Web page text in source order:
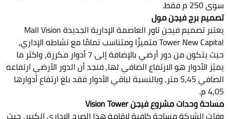
سوى 250 م فقط.
تصميم برج فيجن مول
يعتبر تصميم فيجن تاور العاصمة الإدارية الجديدة Mall Vision
Tower New Capital متميزًا ومتناسب تمامًا مع نشاطه الإداري،
حيث يتكون من دور أرضي بالإضافة إلى 7 أدوار مكررة، واكثر ما
يميّز الأدوار هو الارتفاع الصافي لها، فنجد أن الدور الأرضي ارتفاعه
الصافي 5,45 متر، وبالنسبة لباقي الأدوار فقد بلغ ارتفاع أدوارها
4,05 م.
مساحة وحدات مشروع فيجن Vision Tower
وفرّت الشركة مساحة كافية لإقامة هذا الصرح الإداري الكبير، حيث